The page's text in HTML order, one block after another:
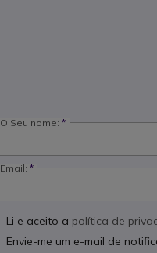
O Seu nome:
Email:
Li e aceito a política de
Envie-me um e-mail de